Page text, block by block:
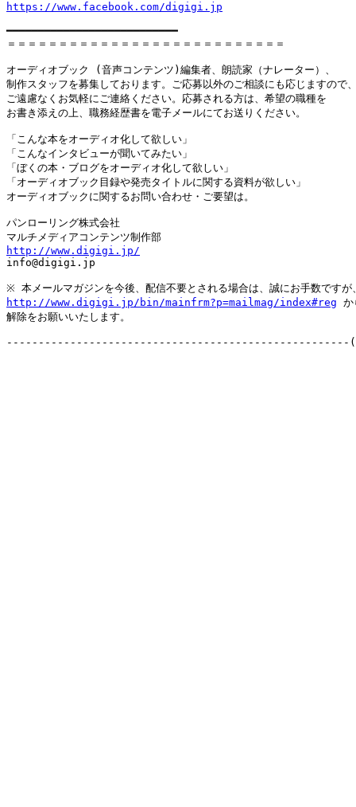
https://www.facebook.com/digigi.jp
━━━━━━━━━━━━━━━━━━━━━━━━━━━
＝＝＝＝＝＝＝＝＝＝＝＝＝＝＝＝＝＝＝＝＝＝＝＝＝＝＝
オーディオブック (音声コンテンツ)編集者、朗読家（ナレーター）、
制作スタッフを募集しております。ご応募以外のご相談にも応じますので
ご遠慮なくお気軽にご連絡ください。応募される方は、希望の職種を
お書き添えの上、職務経歴書を電子メールにてお送りください。
「こんな本をオーディオ化して欲しい」
「こんなインタビューが聞いてみたい」
「ぼくの本・ブログをオーディオ化して欲しい」
「オーディオブック目録や発売タイトルに関する資料が欲しい」
オーディオブックに関するお問い合わせ・ご要望は。
パンローリング株式会社
http://www.digigi.jp/
info@digigi.jp
http://www.digigi.jp/bin/mainfrm?p=mailmag/index#reg か
解除をお願いいたします。